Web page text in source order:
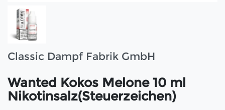
Classic Dampf Fabrik GmbH
Wanted Kokos Melone 10 ml
Nikotinsalz(Steuerzeichen)